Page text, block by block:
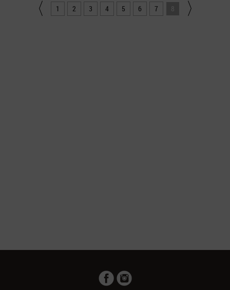
1 2 3 4 5 6 7 8